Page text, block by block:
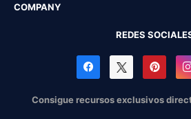
COMPANY
REDES
Consigue recursos exclusivos